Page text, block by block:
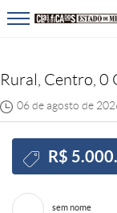
Rural, Centro, 0
06 de agosto de
R$
sem nome